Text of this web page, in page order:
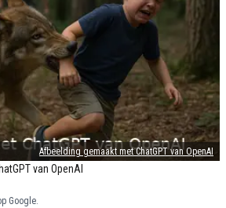
Afbeelding gemaakt met ChatGPT van OpenAI
van OpenAI
Google.